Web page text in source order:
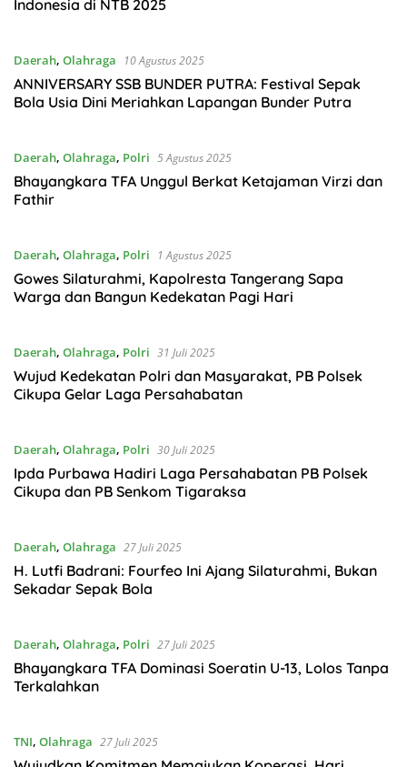
Indonesia di NTB 2025
Daerah, Olahraga 10 Agustus 2025
ANNIVERSARY SSB BUNDER PUTRA: Festival Sepak
Bola Usia Dini Meriahkan Lapangan Bunder Putra
Daerah, Olahraga, Polri 5 Agustus 2025
Bhayangkara TFA Unggul Berkat Ketajaman Virzi dan
Fathir
Daerah, Olahraga, Polri 1 Agustus 2025
Gowes Silaturahmi, Kapolresta Tangerang Sapa
Warga dan Bangun Kedekatan Pagi Hari
Daerah, Olahraga, Polri 31 Juli 2025
Wujud Kedekatan Polri dan Masyarakat, PB Polsek
Cikupa Gelar Laga Persahabatan
Daerah, Olahraga, Polri 30 Juli 2025
Ipda Purbawa Hadiri Laga Persahabatan PB Polsek
Cikupa dan PB Senkom Tigaraksa
Daerah, Olahraga 27 Juli 2025
H. Lutfi Badrani: Fourfeo Ini Ajang Silaturahmi, Bukan
Sekadar Sepak Bola
Daerah, Olahraga, Polri 27 Juli 2025
Bhayangkara TFA Dominasi Soeratin U-13, Lolos Tanpa
Terkalahkan
TNI, Olahraga 27 Juli 2025